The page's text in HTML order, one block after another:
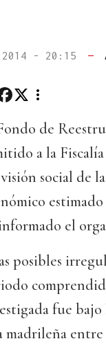
- 20:15 —
de
a la
social de
el
posibles
fue
madrileña